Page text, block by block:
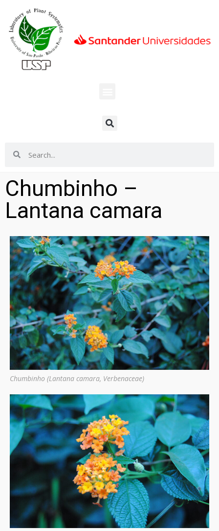
Chumbinho –
Lantana camara
Chumbinho (Lantana camara, Verbenaceae)